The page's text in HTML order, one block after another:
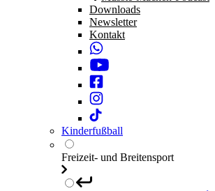
Downloads
Newsletter
Kontakt
Kinderfußball
Freizeit- und Breitensport